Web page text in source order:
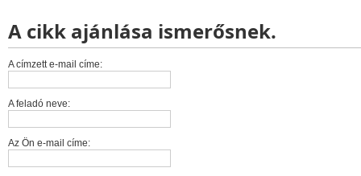
A cikk ajánlása ismerősnek.
A címzett e-mail címe:
A feladó neve:
Az Ön e-mail címe: